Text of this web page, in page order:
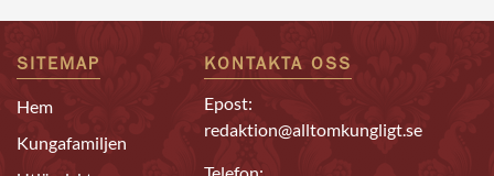
SITEMAP
Hem
Kungafamiljen
KONTAKTA OSS
Epost:
redaktion@alltomkungligt.se